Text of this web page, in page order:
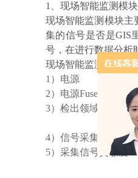
1、现场智能监测模块
现场智能监测模块主
集的信号是否是GIS
号，在进行数据分析
现场智能监测模块主
1）电源
2）电源Fuse容量
3）检出领域
4）信号采集通道
5）采集信号灵敏度